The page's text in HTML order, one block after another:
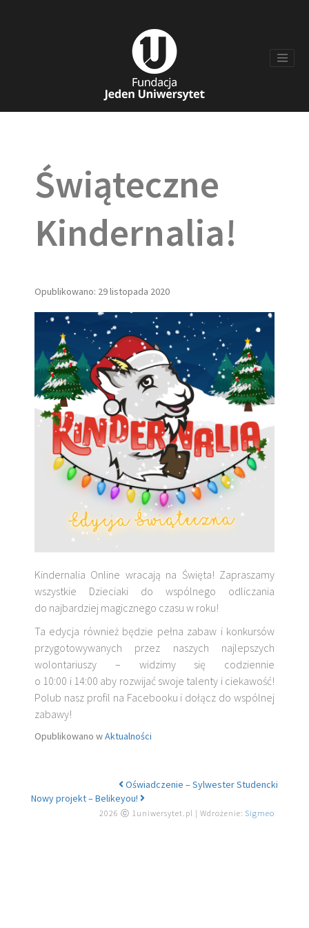
Świąteczne
Kindernalia!
Opublikowano: 29 listopada 2020
Kindernalia Online wracają na Święta! Zapraszamy
wszystkie Dzieciaki do wspólnego odliczania
do najbardziej magicznego czasu w roku!
Ta edycja również będzie pełna zabaw i konkursów
przygotowywanych przez naszych najlepszych
wolontariuszy – widzimy się codziennie
o 10:00 i 14:00 aby rozwijać swoje talenty i ciekawość!
Polub nasz profil na Facebooku i dołącz do wspólnej
zabawy!
Opublikowano wAktualności
Nawigacja po artykułachOświadczenie – Sylwester Studencki
Nowy projekt – Belikeyou!
2026 ⓒ 1uniwersytet.pl | Wdrożenie: Sigmeo